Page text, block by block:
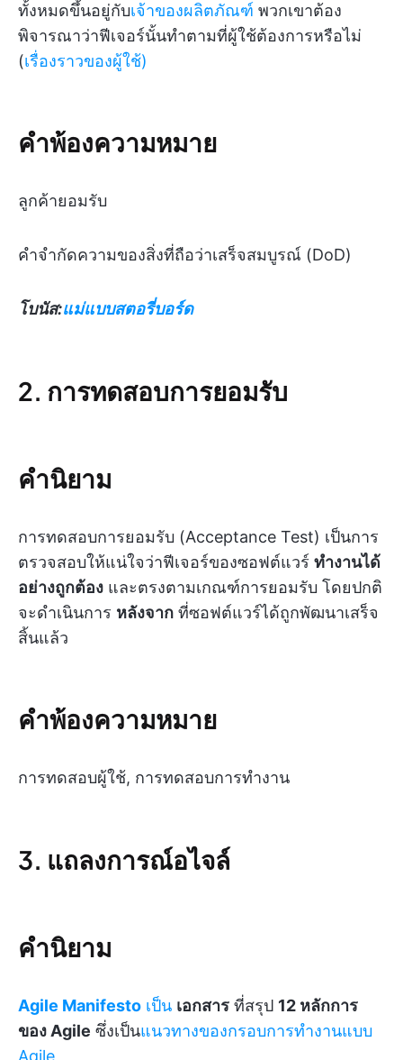
ทั้งหมดขึ้นอยู่กับเจ้าของผลิตภัณฑ์ พวกเขาต้อง
พิจารณาว่าฟีเจอร์นั้นทำตามที่ผู้ใช้ต้องการหรือไม่
(เรื่องราวของผู้ใช้)
คำพ้องความหมาย
ลูกค้ายอมรับ
คำจำกัดความของสิ่งที่ถือว่าเสร็จสมบูรณ์ (DoD)
โบนัส:แม่แบบสตอรี่บอร์ด
2. การทดสอบการยอมรับ
คำนิยาม
การทดสอบการยอมรับ (Acceptance Test) เป็นการ
ตรวจสอบให้แน่ใจว่าฟีเจอร์ของซอฟต์แวร์ ทำงานได้
อย่างถูกต้อง และตรงตามเกณฑ์การยอมรับ โดยปกติ
จะดำเนินการ หลังจาก ที่ซอฟต์แวร์ได้ถูกพัฒนาเสร็จ
สิ้นแล้ว
คำพ้องความหมาย
การทดสอบผู้ใช้, การทดสอบการทำงาน
3. แถลงการณ์อไจล์
คำนิยาม
Agile Manifesto เป็น เอกสาร ที่สรุป 12 หลักการ
ของ Agile ซึ่งเป็นแนวทางของกรอบการทำงานแบบ
Agile